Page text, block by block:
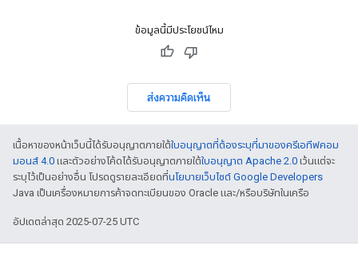
ข้อมูลนี้มีประโยชน์ไหม
ส่งความคิดเห็น
เนื้อหาของหน้าเว็บนี้ได้รับอนุญาตภายใต้ใบอนุญาตที่ต้องระบุที่มาของครีเอทีฟคอม
มอนส์ 4.0 และตัวอย่างโค้ดได้รับอนุญาตภายใต้ใบอนุญาต Apache 2.0 เว้นแต่จะ
ระบุไว้เป็นอย่างอื่น โปรดดูรายละเอียดที่นโยบายเว็บไซต์ Google Developers
Java เป็นเครื่องหมายการค้าจดทะเบียนของ Oracle และ/หรือบริษัทในเครือ
อัปเดตล่าสุด 2025-07-25 UTC